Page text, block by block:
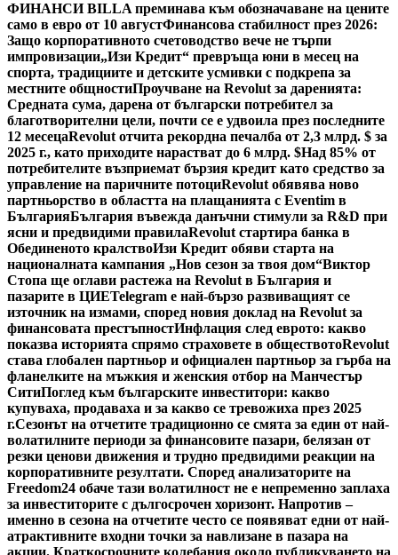
ФИНАНСИ BILLA преминава към обозначаване на цените
само в евро от 10 августФинансова стабилност през 2026:
Защо корпоративното счетоводство вече не търпи
импровизации„Изи Кредит“ превръща юни в месец на
спорта, традициите и детските усмивки с подкрепа за
местните общностиПроучване на Revolut за даренията:
Средната сума, дарена от български потребител за
благотворителни цели, почти се е удвоила през последните
12 месецаRevolut отчита рекордна печалба от 2,3 млрд. $ за
2025 г., като приходите нарастват до 6 млрд. $Над 85% от
потребителите възприемат бързия кредит като средство за
управление на паричните потоциRevolut обявява ново
партньорство в областта на плащанията с Eventim в
БългарияБългария въвежда данъчни стимули за R&D при
ясни и предвидими правилаRevolut стартира банка в
Обединеното кралствоИзи Кредит обяви старта на
националната кампания „Нов сезон за твоя дом“Виктор
Стопа ще оглави растежа на Revolut в България и
пазарите в ЦИЕTelegram е най-бързо развиващият се
източник на измами, според новия доклад на Revolut за
финансовата престъпностИнфлация след еврото: какво
показва историята спрямо страховете в обществотоRevolut
става глобален партньор и официален партньор за гърба на
фланелките на мъжкия и женския отбор на Манчестър
СитиПоглед към българските инвеститори: какво
купуваха, продаваха и за какво се тревожиха през 2025
г.Сезонът на отчетите традиционно се смята за един от най-
волатилните периоди за финансовите пазари, белязан от
резки ценови движения и трудно предвидими реакции на
корпоративните резултати. Според анализаторите на
Freedom24 обаче тази волатилност не е непременно заплаха
за инвеститорите с дългосрочен хоризонт. Напротив –
именно в сезона на отчетите често се появяват едни от най-
атрактивните входни точки за навлизане в пазара на